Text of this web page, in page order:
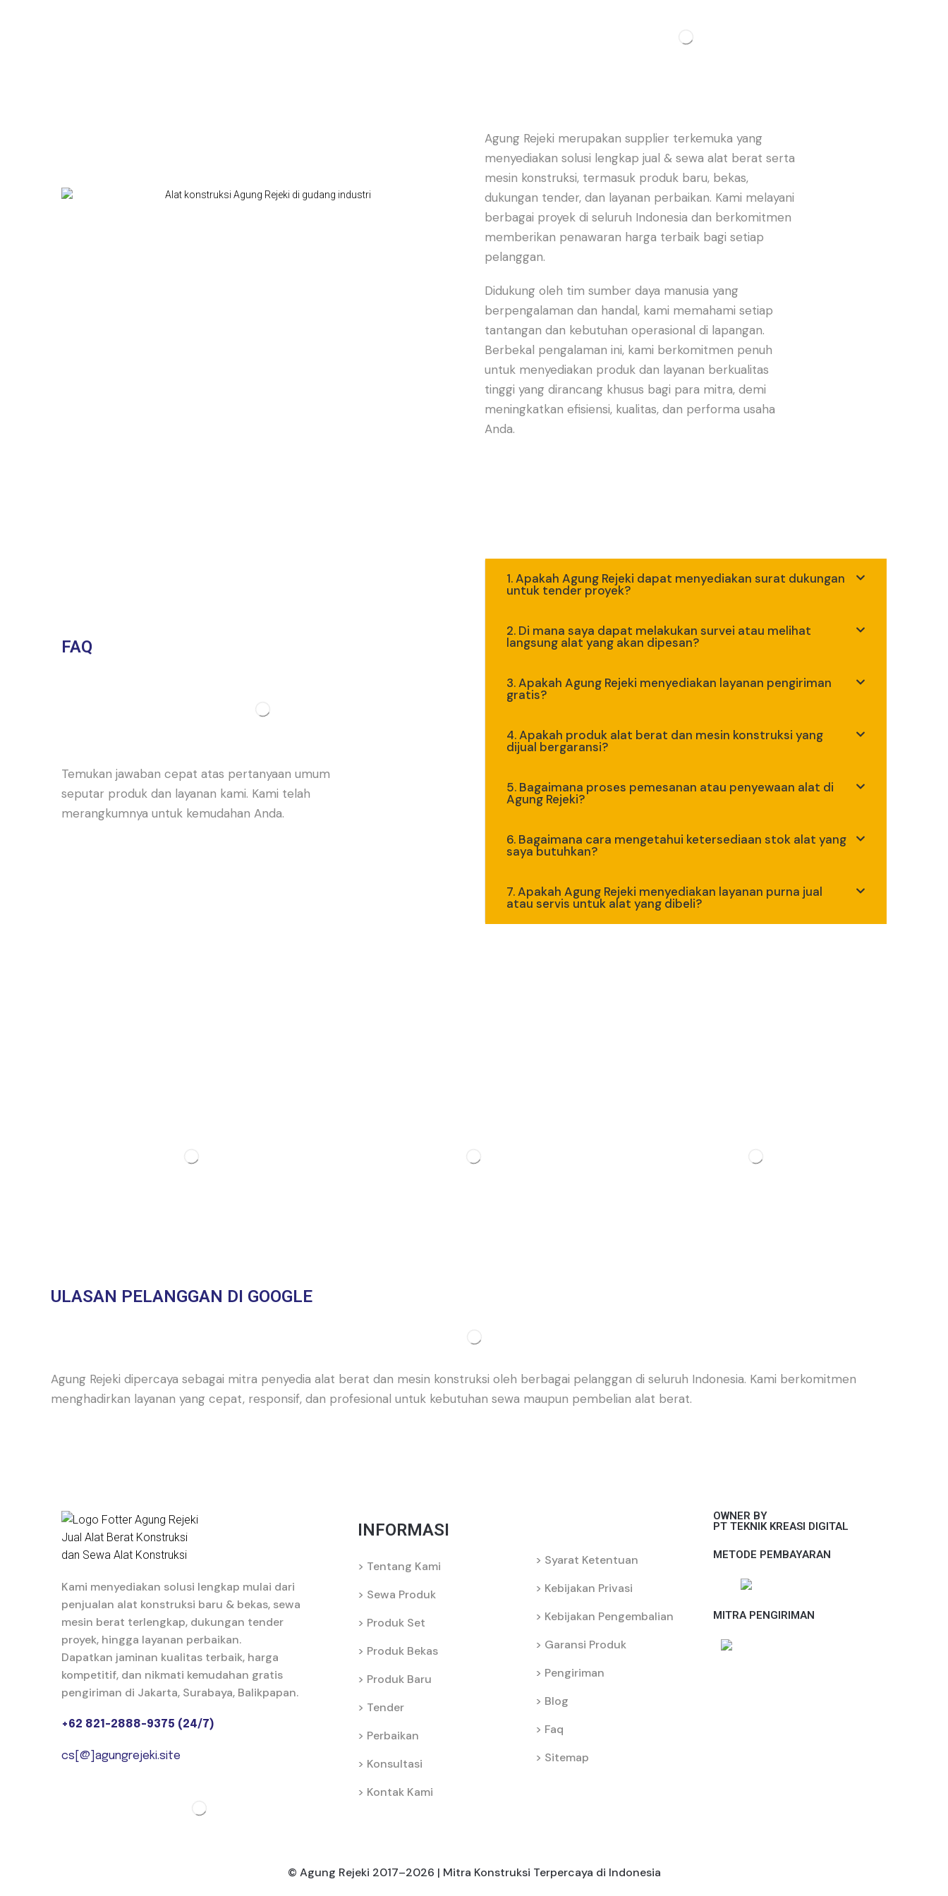
Agung Rejeki merupakan supplier terkemuka yang
menyediakan solusi lengkap jual & sewa alat berat serta
mesin konstruksi, termasuk produk baru, bekas,
dukungan tender, dan layanan perbaikan. Kami melayani
berbagai proyek di seluruh Indonesia dan berkomitmen
memberikan penawaran harga terbaik bagi setiap
pelanggan.
Didukung oleh tim sumber daya manusia yang
berpengalaman dan handal, kami memahami setiap
tantangan dan kebutuhan operasional di lapangan.
Berbekal pengalaman ini, kami berkomitmen penuh
untuk menyediakan produk dan layanan berkualitas
tinggi yang dirancang khusus bagi para mitra, demi
meningkatkan efisiensi, kualitas, dan performa usaha
Anda.
FAQ
Temukan jawaban cepat atas pertanyaan umum
seputar produk dan layanan kami. Kami telah
merangkumnya untuk kemudahan Anda.
1. Apakah Agung Rejeki dapat menyediakan surat dukungan
untuk tender proyek?
2. Di mana saya dapat melakukan survei atau melihat
langsung alat yang akan dipesan?
3. Apakah Agung Rejeki menyediakan layanan pengiriman
gratis?
4. Apakah produk alat berat dan mesin konstruksi yang
dijual bergaransi?
5. Bagaimana proses pemesanan atau penyewaan alat di
Agung Rejeki?
6. Bagaimana cara mengetahui ketersediaan stok alat yang
saya butuhkan?
7. Apakah Agung Rejeki menyediakan layanan purna jual
atau servis untuk alat yang dibeli?
ULASAN PELANGGAN DI GOOGLE
Agung Rejeki dipercaya sebagai mitra penyedia alat berat dan mesin konstruksi oleh berbagai pelanggan di seluruh Indonesia. Kami berkomitmen
menghadirkan layanan yang cepat, responsif, dan profesional untuk kebutuhan sewa maupun pembelian alat berat.
Kami menyediakan solusi lengkap mulai dari
penjualan alat konstruksi baru & bekas, sewa
mesin berat terlengkap, dukungan tender
proyek, hingga layanan perbaikan.
Dapatkan jaminan kualitas terbaik, harga
kompetitif, dan nikmati kemudahan gratis
pengiriman di Jakarta, Surabaya, Balikpapan.
+62 821-2888-9375 (24/7)
cs[@]agungrejeki.site
INFORMASI
Tentang Kami
Sewa Produk
Produk Set
Produk Bekas
Produk Baru
Tender
Perbaikan
Konsultasi
Kontak Kami
Syarat Ketentuan
Kebijakan Privasi
Kebijakan Pengembalian
Garansi Produk
Pengiriman
Blog
Faq
Sitemap
OWNER BY
PT TEKNIK KREASI DIGITAL
METODE PEMBAYARAN
MITRA PENGIRIMAN
© Agung Rejeki 2017–2026 | Mitra Konstruksi Terpercaya di Indonesia